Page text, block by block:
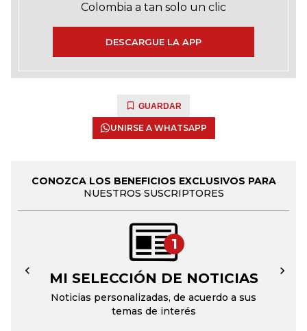
Colombia a tan solo un clic
DESCARGUE LA APP
GUARDAR
UNIRSE A WHATSAPP
CONOZCA LOS BENEFICIOS EXCLUSIVOS PARA
NUESTROS SUSCRIPTORES
1
MI SELECCIÓN DE NOTICIAS
Noticias personalizadas, de acuerdo a sus
temas de interés
← →